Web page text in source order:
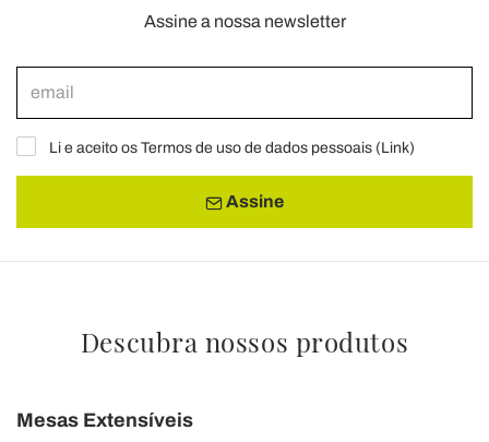
Assine a nossa newsletter
Li e aceito os Termos de uso de dados pessoais (Link)
Assine
Descubra nossos produtos
Mesas Extensíveis